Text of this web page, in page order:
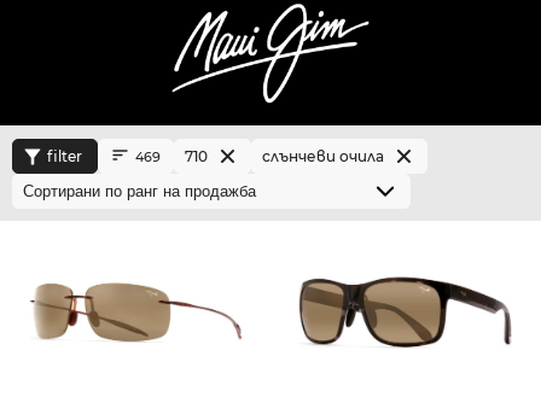
filter 469 710 слънчеви очила